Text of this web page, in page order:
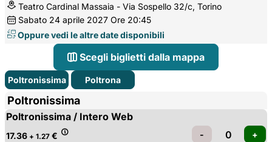
Teatro Cardinal Massaia - Via Sospello 32/c, Torino
Sabato 24 aprile 2027 Ore 20:45
Oppure vedi le altre date disponibili
Scegli biglietti dalla mappa
Poltronissima Poltrona
Poltronissima
Poltronissima / Intero Web
17.36 + 1.27 €